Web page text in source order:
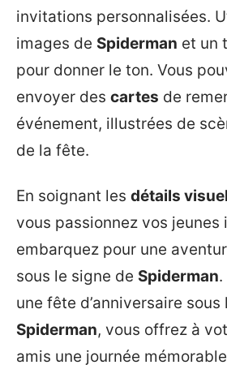
invitations personnalisées.
images de Spiderman et un
pour donner le ton. Vous
envoyer des cartes de
événement, illustrées de
de la fête.
En soignant les détails
vous passionnez vos jeunes
embarquez pour une
sous le signe de Spiderman
une fête d’anniversaire
Spiderman, vous offrez à
amis une journée